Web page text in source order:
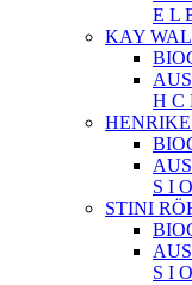
E L
KAY
H C
S I
STINI
S I